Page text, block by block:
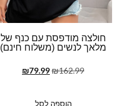
חולצה מודפסת עם כנף של
מלאך לנשים (משלוח חינם)
₪162.99
₪79.99
הוספה לסל